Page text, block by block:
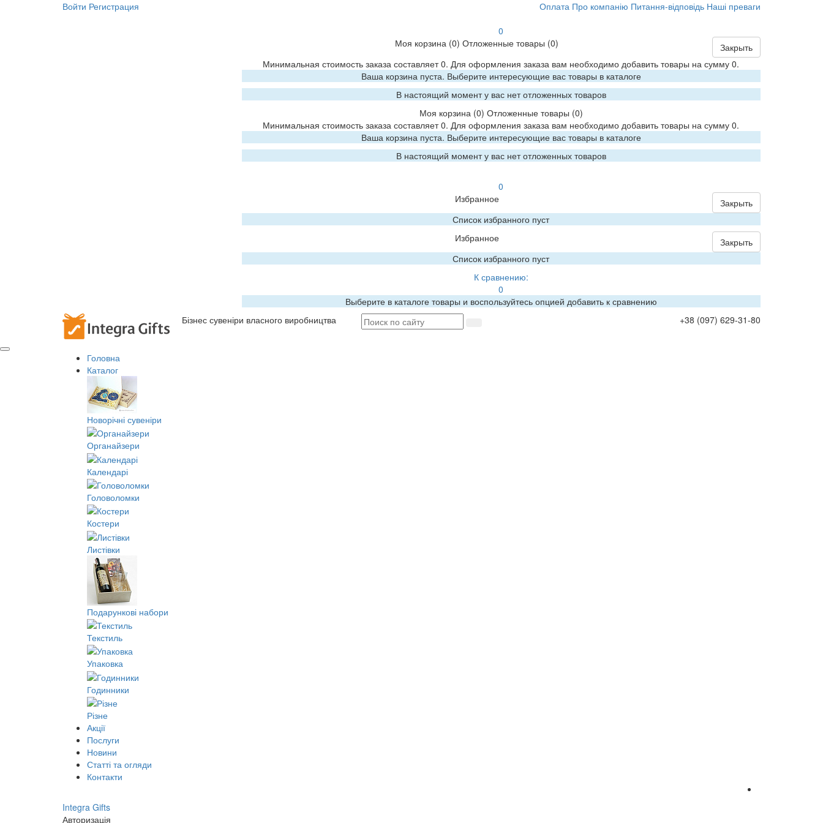
Войти Регистрация Оплата Про компанію Питання-відповідь Наші преваги
0
Моя корзина (0) Отложенные товары (0)
Закрыть
Минимальная стоимость заказа составляет 0. Для оформления заказа вам необходимо добавить товары на сумму 0.
Ваша корзина пуста. Выберите интересующие вас товары в каталоге
В настоящий момент у вас нет отложенных товаров
Моя корзина(0) Отложенные товары (0)
Минимальная стоимость заказа составляет 0. Для оформления заказа вам необходимо добавить товары на сумму 0.
Ваша корзина пуста. Выберите интересующие вас товары в каталоге
В настоящий момент у вас нет отложенных товаров
0
Избранное
Закрыть
Список избранного пуст
Избранное
Закрыть
Список избранного пуст
К сравнению:
0
Выберите в каталоге товары и воспользуйтесь опцией добавить к сравнению
Бізнес сувеніри власного виробництва
+38 (097) 629-31-80
Головна
Каталог
Новорічні сувеніри
Органайзери
Календарі
Головоломки
Костери
Листівки
Подарункові набори
Текстиль
Упаковка
Годинники
Різне
Акції
Послуги
Новини
Статті та огляди
Контакти
Integra Gifts
Авторизація